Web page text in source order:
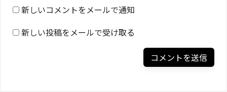
新しいコメントをメールで通知
新しい投稿をメールで受け取る